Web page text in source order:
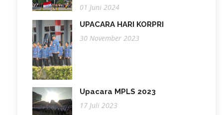
01 Juni 2024
UPACARA HARI KORPRI
30 November 2023
Upacara MPLS 2023
17 Juli 2023